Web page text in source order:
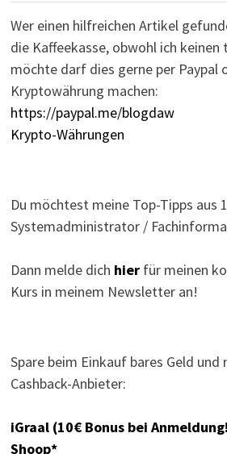
Wer einen hilfreichen Artikel
die Kaffeekasse, obwohl ich keinen
möchte darf dies gerne per Paypal
Kryptowährung machen:
https://paypal.me/blogdaw
Krypto-Währungen
Du möchtest meine Top-Tipps aus
Systemadministrator /
Dann melde dich hierfür meinen
Kurs in meinem Newsletter an!
Spare beim Einkauf bares Geld und
Cashback-Anbieter:
iGraal (10€ Bonus bei
Shoop*